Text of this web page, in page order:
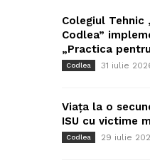
Colegiul Tehnic
Codlea”
„Practica
Codlea 31 iulie
Viața la o
ISU cu victime
Codlea 29 iulie